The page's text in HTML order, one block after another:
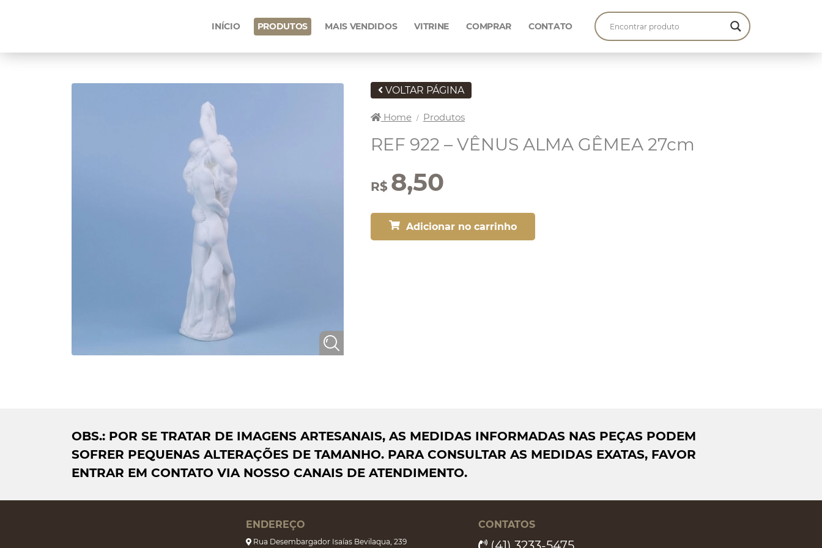
INÍCIO PRODUTOS MAIS VENDIDOS VITRINE COMPRAR CONTATO
VOLTAR PÁGINA
Home / Produtos
REF 922 – VÊNUS ALMA GÊMEA 27cm
R$ 8,50
Adicionar no carrinho
OBS.: POR SE TRATAR DE IMAGENS ARTESANAIS, AS MEDIDAS INFORMADAS NAS PEÇAS PODEM
SOFRER PEQUENAS ALTERAÇÕES DE TAMANHO. PARA CONSULTAR AS MEDIDAS EXATAS, FAVOR
ENTRAR EM CONTATO VIA NOSSO CANAIS DE ATENDIMENTO.
ENDEREÇO
Rua Desembargador Isaías Bevilaqua, 239
CONTATOS